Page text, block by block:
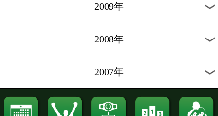
2019年
2018年
2017年